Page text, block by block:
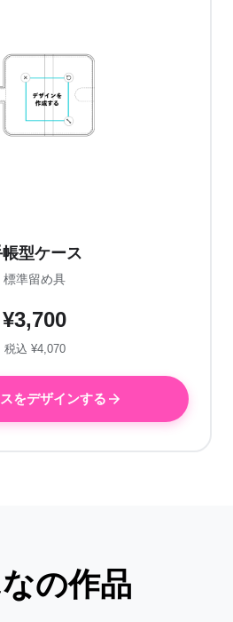
型ケース
標準留め具
¥3,700
税込 ¥4,070
をデザインする
の作品